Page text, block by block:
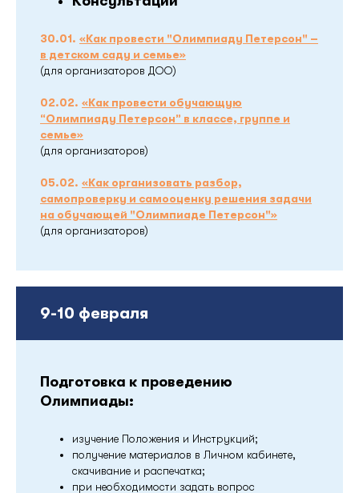
30.01. «Как провести "Олимпиаду Петерсон" –
в детском саду и семье»
(для организаторов ДОО)
02.02. «Как провести обучающую
“Олимпиаду Петерсон” в классе, группе и
семье»
(для организаторов)
05.02. «Как организовать разбор,
самопроверку и самооценку решения задачи
на обучающей "Олимпиаде Петерсон"»
(для организаторов)
9-10 февраля
Подготовка к проведению
Олимпиады:
изучение Положения и Инструкций;
получение материалов в Личном кабинете,
скачивание и распечатка;
при необходимости задать вопрос